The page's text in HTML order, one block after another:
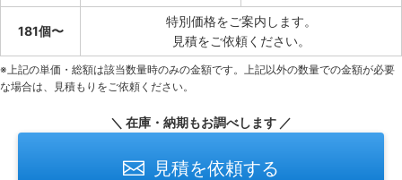
181個〜
特別価格をご案内します。
見積をご依頼ください。
※上記の単価・総額は該当数量時のみの金額です。上記以外の数量での金額が必要
な場合は、見積もりをご依頼ください。
＼ 在庫・納期もお調べします ／
見積を依頼する